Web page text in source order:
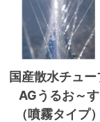
国産散水チュー
AGうるお～す
（噴霧タイプ）